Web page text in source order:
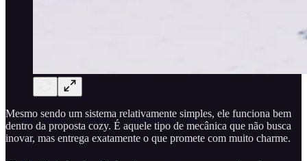
Mesmo sendo um sistema relativamente simples, ele funciona bem
dentro da proposta cozy. É aquele tipo de mecânica que não busca
inovar, mas entrega exatamente o que promete com muito charme.